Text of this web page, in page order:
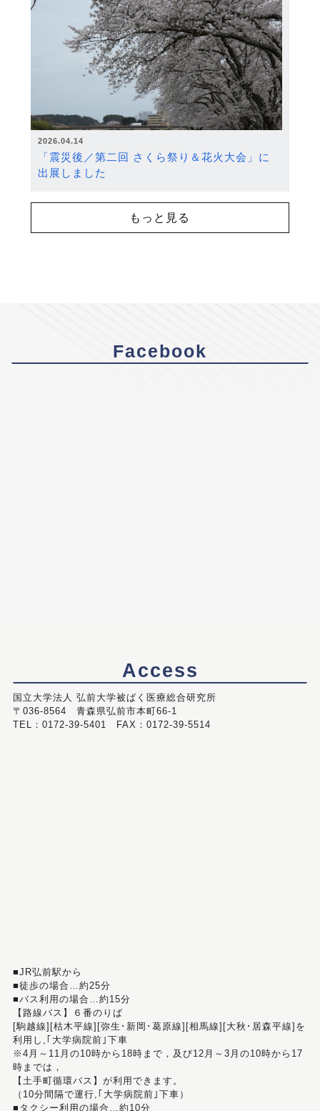
2026.04.14
「震災後／第二回 さくら祭り＆花火大会」に
出展しました
もっと見る
Facebook
Access
国立大学法人 弘前大学被ばく医療総合研究所
〒036-8564 青森県弘前市本町66-1
TEL：0172-39-5401 FAX：0172-39-5514
■JR弘前駅から
■徒歩の場合…約25分
■バス利用の場合…約15分
【路線バス】６番のりば
[駒越線][枯木平線][弥生･新岡･葛原線][相馬線][大秋･居森平線]を
利用し,｢大学病院前｣下車
※4月～11月の10時から18時まで，及び12月～3月の10時から17
時までは，
【土手町循環バス】が利用できます。
（10分間隔で運行,｢大学病院前｣下車）
■タクシー利用の場合…約10分